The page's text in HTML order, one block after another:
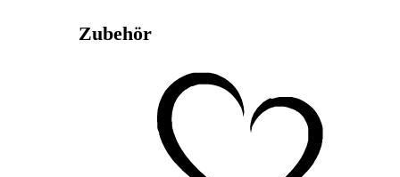
Zubehör